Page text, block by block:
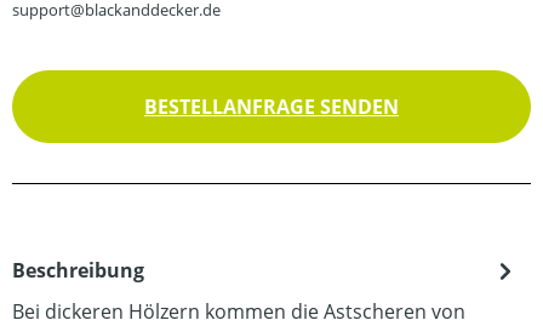
support@blackanddecker.de
BESTELLANFRAGE SENDEN
Beschreibung
Bei dickeren Hölzern kommen die Astscheren von